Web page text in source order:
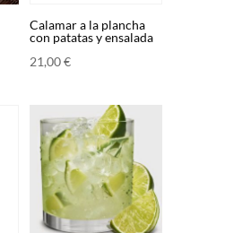
Calamar a la plancha
con patatas y ensalada
21,00€